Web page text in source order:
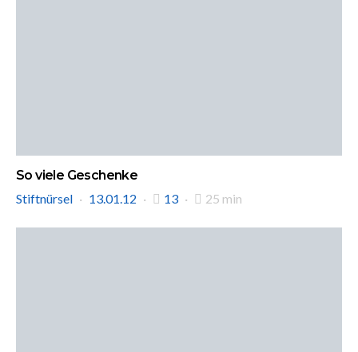
So viele Geschenke
Stiftnürsel
13.01.12 13 25 min